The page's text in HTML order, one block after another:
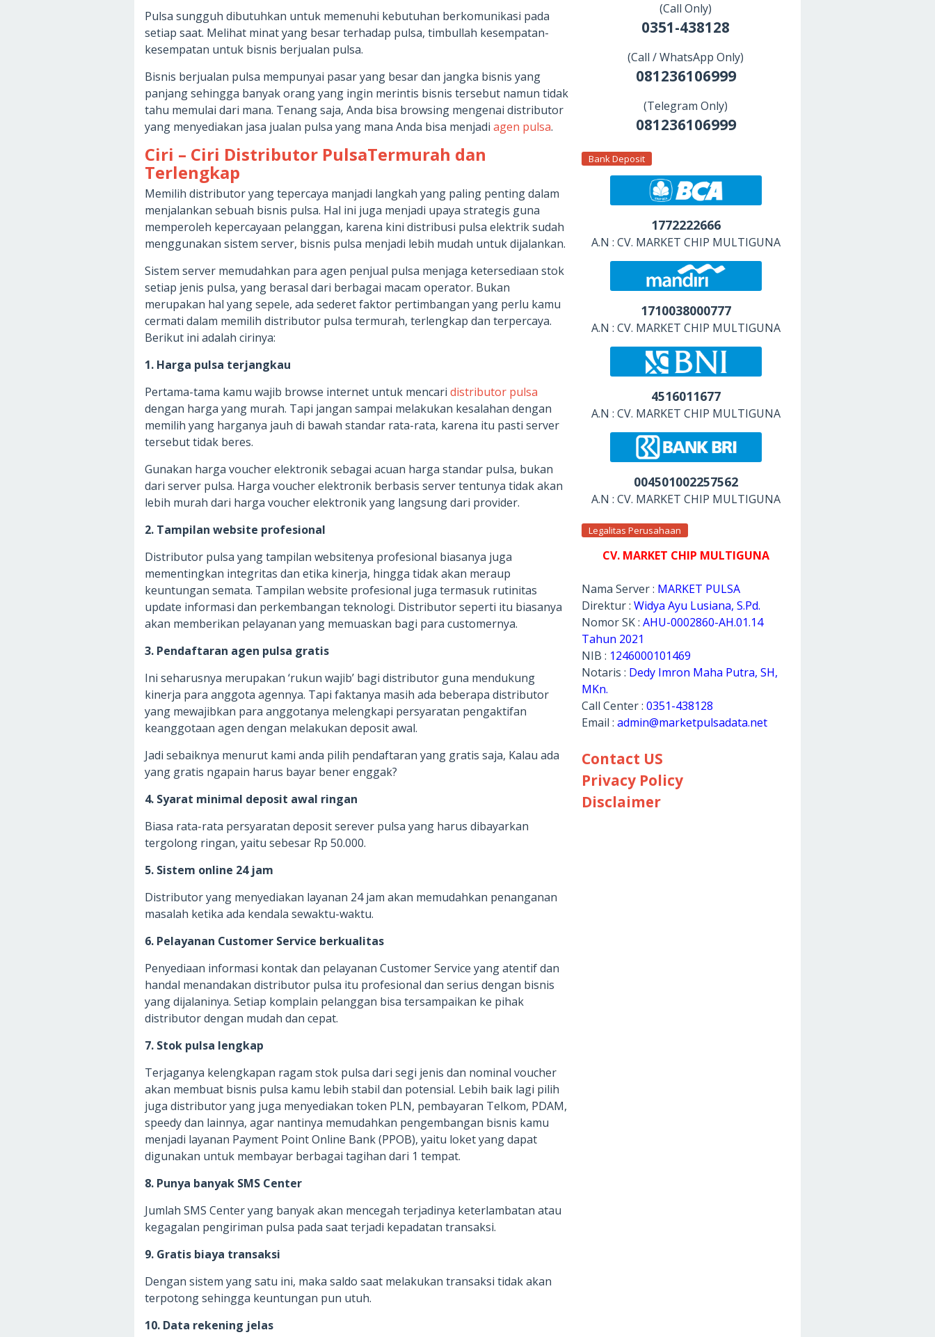
Pulsa sungguh dibutuhkan untuk memenuhi kebutuhan berkomunikasi pada
setiap saat. Melihat minat yang besar terhadap pulsa, timbullah kesempatan-
kesempatan untuk bisnis berjualan pulsa.
Bisnis berjualan pulsa mempunyai pasar yang besar dan jangka bisnis yang
panjang sehingga banyak orang yang ingin merintis bisnis tersebut namun tidak
tahu memulai dari mana. Tenang saja, Anda bisa browsing mengenai distributor
yang menyediakan jasa jualan pulsa yang mana Anda bisa menjadi agen pulsa.
Ciri – Ciri Distributor PulsaTermurah dan
Terlengkap
Memilih distributor yang tepercaya manjadi langkah yang paling penting dalam
menjalankan sebuah bisnis pulsa. Hal ini juga menjadi upaya strategis guna
memperoleh kepercayaan pelanggan, karena kini distribusi pulsa elektrik sudah
menggunakan sistem server, bisnis pulsa menjadi lebih mudah untuk dijalankan.
Sistem server memudahkan para agen penjual pulsa menjaga ketersediaan stok
setiap jenis pulsa, yang berasal dari berbagai macam operator. Bukan
merupakan hal yang sepele, ada sederet faktor pertimbangan yang perlu kamu
cermati dalam memilih distributor pulsa termurah, terlengkap dan terpercaya.
Berikut ini adalah cirinya:
1. Harga pulsa terjangkau
Pertama-tama kamu wajib browse internet untuk mencari distributor pulsa
dengan harga yang murah. Tapi jangan sampai melakukan kesalahan dengan
memilih yang harganya jauh di bawah standar rata-rata, karena itu pasti server
tersebut tidak beres.
Gunakan harga voucher elektronik sebagai acuan harga standar pulsa, bukan
dari server pulsa. Harga voucher elektronik berbasis server tentunya tidak akan
lebih murah dari harga voucher elektronik yang langsung dari provider.
2. Tampilan website profesional
Distributor pulsa yang tampilan websitenya profesional biasanya juga
mementingkan integritas dan etika kinerja, hingga tidak akan meraup
keuntungan semata. Tampilan website profesional juga termasuk rutinitas
update informasi dan perkembangan teknologi. Distributor seperti itu biasanya
akan memberikan pelayanan yang memuaskan bagi para customernya.
3. Pendaftaran agen pulsa gratis
Ini seharusnya merupakan ‘rukun wajib’ bagi distributor guna mendukung
kinerja para anggota agennya. Tapi faktanya masih ada beberapa distributor
yang mewajibkan para anggotanya melengkapi persyaratan pengaktifan
keanggotaan agen dengan melakukan deposit awal.
Jadi sebaiknya menurut kami anda pilih pendaftaran yang gratis saja, Kalau ada
yang gratis ngapain harus bayar bener enggak?
4. Syarat minimal deposit awal ringan
Biasa rata-rata persyaratan deposit serever pulsa yang harus dibayarkan
tergolong ringan, yaitu sebesar Rp 50.000.
5. Sistem online 24 jam
Distributor yang menyediakan layanan 24 jam akan memudahkan penanganan
masalah ketika ada kendala sewaktu-waktu.
6. Pelayanan Customer Service berkualitas
Penyediaan informasi kontak dan pelayanan Customer Service yang atentif dan
handal menandakan distributor pulsa itu profesional dan serius dengan bisnis
yang dijalaninya. Setiap komplain pelanggan bisa tersampaikan ke pihak
distributor dengan mudah dan cepat.
7. Stok pulsa lengkap
Terjaganya kelengkapan ragam stok pulsa dari segi jenis dan nominal voucher
akan membuat bisnis pulsa kamu lebih stabil dan potensial. Lebih baik lagi pilih
juga distributor yang juga menyediakan token PLN, pembayaran Telkom, PDAM,
speedy dan lainnya, agar nantinya memudahkan pengembangan bisnis kamu
menjadi layanan Payment Point Online Bank (PPOB), yaitu loket yang dapat
digunakan untuk membayar berbagai tagihan dari 1 tempat.
8. Punya banyak SMS Center
Jumlah SMS Center yang banyak akan mencegah terjadinya keterlambatan atau
kegagalan pengiriman pulsa pada saat terjadi kepadatan transaksi.
9. Gratis biaya transaksi
Dengan sistem yang satu ini, maka saldo saat melakukan transaksi tidak akan
terpotong sehingga keuntungan pun utuh.
10. Data rekening jelas
(Call Only)
0351-438128
(Call / WhatsApp Only)
081236106999
(Telegram Only)
081236106999
Bank Deposit
1772222666
A.N : CV. MARKET CHIP MULTIGUNA
1710038000777
A.N : CV. MARKET CHIP MULTIGUNA
4516011677
A.N : CV. MARKET CHIP MULTIGUNA
004501002257562
A.N : CV. MARKET CHIP MULTIGUNA
Legalitas Perusahaan
CV. MARKET CHIP MULTIGUNA
Nama Server : MARKET PULSA
Direktur : Widya Ayu Lusiana, S.Pd.
Nomor SK : AHU-0002860-AH.01.14
Tahun 2021
NIB : 1246000101469
Notaris : Dedy Imron Maha Putra, SH,
MKn.
Call Center : 0351-438128
Email : admin@marketpulsadata.net
Contact US
Privacy Policy
Disclaimer